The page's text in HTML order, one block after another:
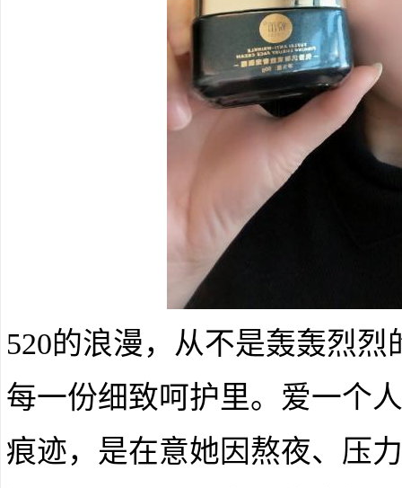
520的浪漫，从不是轰轰烈
每一份细致呵护里。爱一个
痕迹，是在意她因熬夜、压